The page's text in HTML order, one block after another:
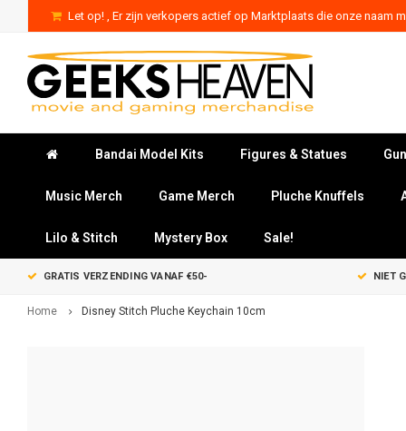
Let op! , Er zijn verkopers actief op Marktplaats die onze naam
Bandai Model Kits Figures & Statues
Music Merch Game Merch Pluche Knuffels
Lilo & Stitch Mystery Box Sale!
GRATIS VERZENDING VANAF €50- NIET
Home Disney Stitch Pluche Keychain 10cm